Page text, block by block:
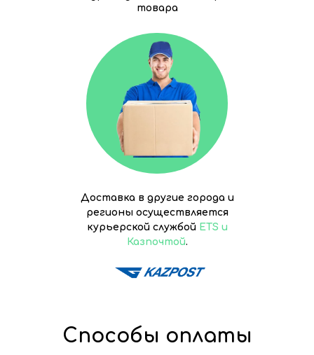
товара
Доставка в другие города и
регионы осуществляется
курьерской службой ETS и
Казпочтой.
Способы оплаты